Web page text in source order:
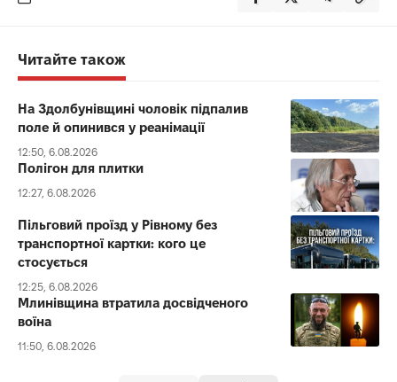
Читайте також
На Здолбунівщині чоловік підпалив
поле й опинився у реанімації
12:50, 6.08.2026
Полігон для плитки
12:27, 6.08.2026
Пільговий проїзд у Рівному без
транспортної картки: кого це
стосується
12:25, 6.08.2026
Млинівщина втратила досвідченого
воїна
11:50, 6.08.2026